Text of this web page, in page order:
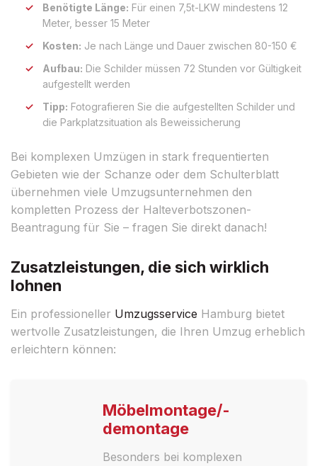
Benötigte Länge: Für einen 7,5t-LKW mindestens 12
Meter, besser 15 Meter
Kosten: Je nach Länge und Dauer zwischen 80-150 €
Aufbau: Die Schilder müssen 72 Stunden vor Gültigkeit
aufgestellt werden
Tipp: Fotografieren Sie die aufgestellten Schilder und
die Parkplatzsituation als Beweissicherung
Bei komplexen Umzügen in stark frequentierten
Gebieten wie der Schanze oder dem Schulterblatt
übernehmen viele Umzugsunternehmen den
kompletten Prozess der Halteverbotszonen-
Beantragung für Sie – fragen Sie direkt danach!
Zusatzleistungen, die sich wirklich
lohnen
Ein professioneller Umzugsservice Hamburg bietet
wertvolle Zusatzleistungen, die Ihren Umzug erheblich
erleichtern können:
Möbelmontage/-
demontage
Besonders bei komplexen